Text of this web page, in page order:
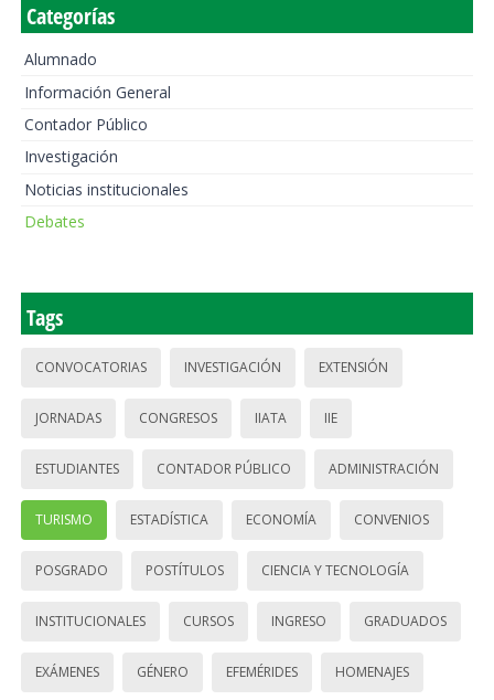
Categorías
Alumnado
Información General
Contador Público
Investigación
Noticias institucionales
Debates
Tags
CONVOCATORIAS INVESTIGACIÓN EXTENSIÓN
JORNADAS CONGRESOS IIATA IIE
ESTUDIANTES CONTADOR PÚBLICO ADMINISTRACIÓN
TURISMO ESTADÍSTICA ECONOMÍA CONVENIOS
POSGRADO POSTÍTULOS CIENCIA Y TECNOLOGÍA
INSTITUCIONALES CURSOS INGRESO GRADUADOS
EXÁMENES GÉNERO EFEMÉRIDES HOMENAJES